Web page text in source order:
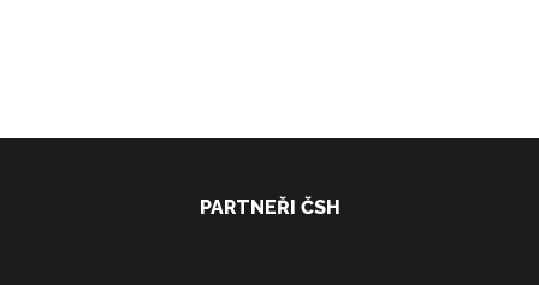
PARTNEŘI ČSH